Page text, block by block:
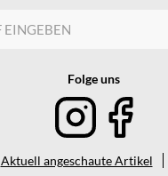
Folge uns
Aktuell angeschaute Artikel